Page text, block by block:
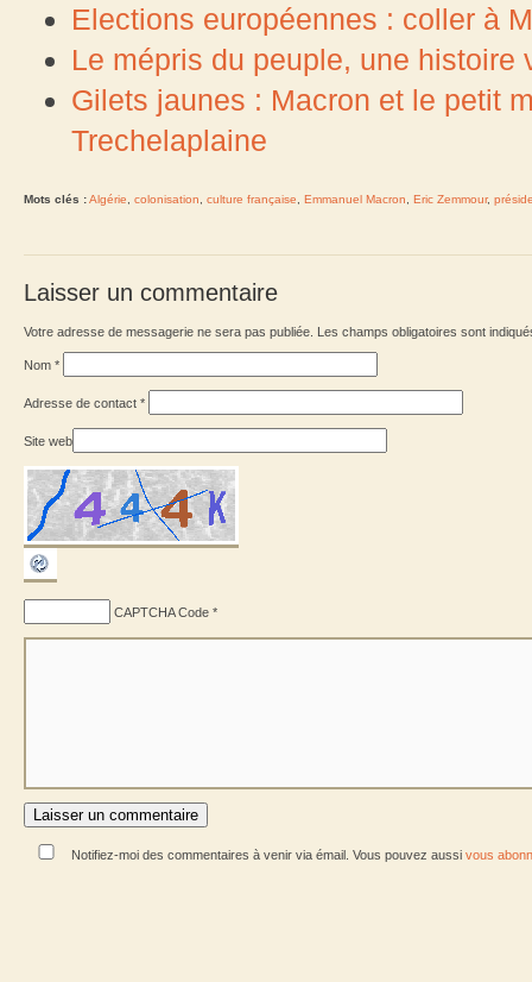
Elections européennes : coller à
Le mépris du peuple, une
Gilets jaunes : Macron et le petit
Trechelaplaine
Mots clés :Algérie colonisation culture française Emmanuel Macron Eric Zemmour,
Laisser un commentaire
Votre adresse de messagerie ne sera pas publiée. Les champs obligatoires sont
Nom *
Adresse de contact *
Site web
CAPTCHA Code *
Notifiez-moi des commentaires à venir via émail. Vous pouvez aussi vous